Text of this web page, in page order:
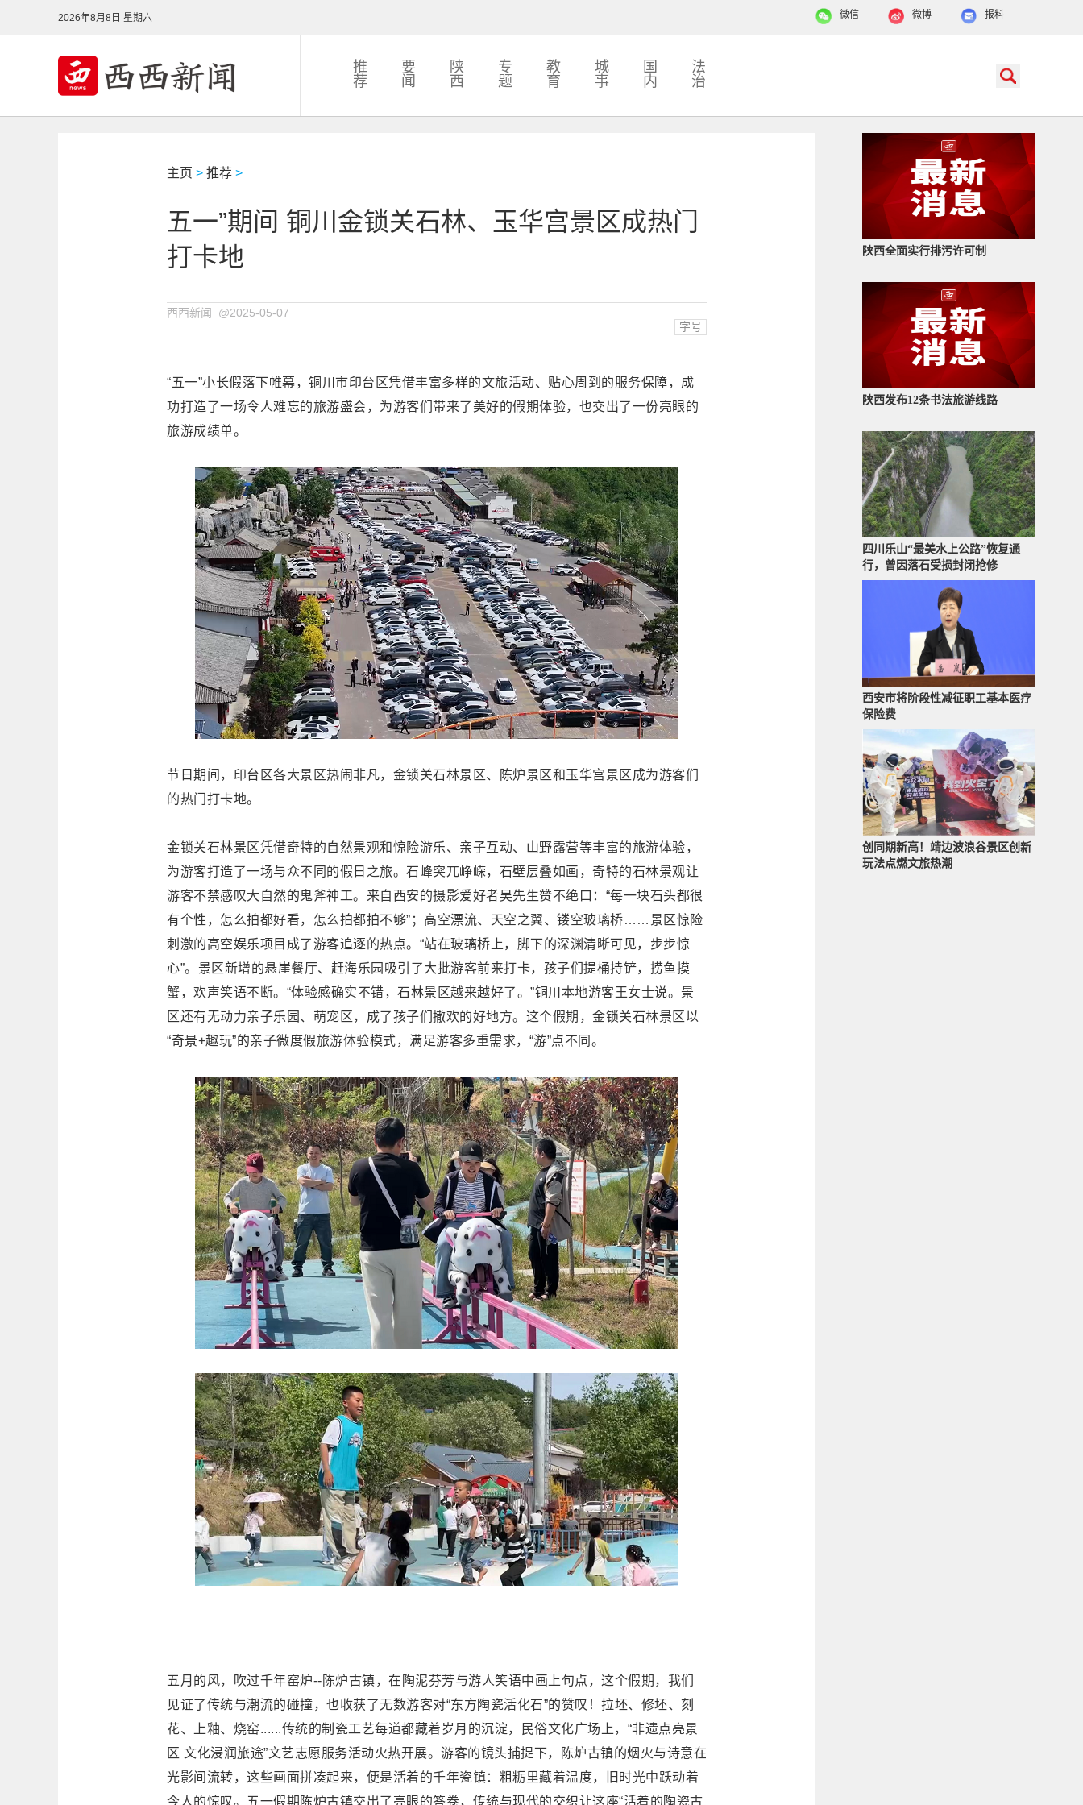
2026年8月8日 星期六 报料
微博
微信
推
荐
要
闻
陕
西
专
题
教
育
城
事
国
内
法
治
主页 > 推荐 >
五一”期间 铜川金锁关石林、玉华宫景区成热门
打卡地
西西新闻 @2025-05-07
字号
“五一”小长假落下帷幕，铜川市印台区凭借丰富多样的文旅活动、贴心周到的服务保障，成
功打造了一场令人难忘的旅游盛会，为游客们带来了美好的假期体验，也交出了一份亮眼的
旅游成绩单。
节日期间，印台区各大景区热闹非凡，金锁关石林景区、陈炉景区和玉华宫景区成为游客们
的热门打卡地。
金锁关石林景区凭借奇特的自然景观和惊险游乐、亲子互动、山野露营等丰富的旅游体验，
为游客打造了一场与众不同的假日之旅。石峰突兀峥嵘，石壁层叠如画，奇特的石林景观让
游客不禁感叹大自然的鬼斧神工。来自西安的摄影爱好者吴先生赞不绝口：“每一块石头都很
有个性，怎么拍都好看，怎么拍都拍不够”；高空漂流、天空之翼、镂空玻璃桥……景区惊险
刺激的高空娱乐项目成了游客追逐的热点。“站在玻璃桥上，脚下的深渊清晰可见，步步惊
心”。景区新增的悬崖餐厅、赶海乐园吸引了大批游客前来打卡，孩子们提桶持铲，捞鱼摸
蟹，欢声笑语不断。“体验感确实不错，石林景区越来越好了。”铜川本地游客王女士说。景
区还有无动力亲子乐园、萌宠区，成了孩子们撒欢的好地方。这个假期，金锁关石林景区以
“奇景+趣玩”的亲子微度假旅游体验模式，满足游客多重需求，“游”点不同。
五月的风，吹过千年窑炉--陈炉古镇，在陶泥芬芳与游人笑语中画上句点，这个假期，我们
见证了传统与潮流的碰撞，也收获了无数游客对“东方陶瓷活化石”的赞叹！拉坯、修坯、刻
花、上釉、烧窑......传统的制瓷工艺每道都藏着岁月的沉淀，民俗文化广场上，“非遗点亮景
区 文化浸润旅途”文艺志愿服务活动火热开展。游客的镜头捕捉下，陈炉古镇的烟火与诗意在
光影间流转，这些画面拼凑起来，便是活着的千年瓷镇：粗粝里藏着温度，旧时光中跃动着
今人的惊叹。五一假期陈炉古镇交出了亮眼的答卷，传统与现代的交织让这座“活着的陶瓷古
陕西全面实行排污许可制
陕西发布12条书法旅游线路
四川乐山“最美水上公路”恢复通
行，曾因落石受损封闭抢修
西安市将阶段性减征职工基本医疗
保险费
创同期新高！靖边波浪谷景区创新
玩法点燃文旅热潮